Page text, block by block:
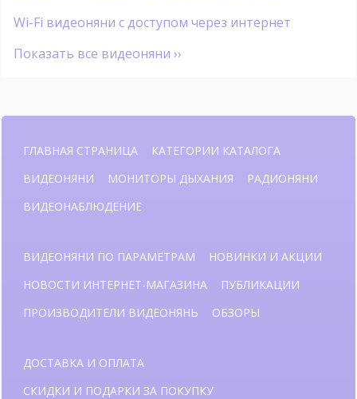
Wi-Fi видеоняни с доступом через интернет
Показать все видеоняни ››
ГЛАВНАЯ СТРАНИЦА
КАТЕГОРИИ КАТАЛОГА
ВИДЕОНЯНИ
МОНИТОРЫ ДЫХАНИЯ
РАДИОНЯНИ
ВИДЕОНАБЛЮДЕНИЕ
ВИДЕОНЯНИ ПО ПАРАМЕТРАМ
НОВИНКИ И АКЦИИ
НОВОСТИ ИНТЕРНЕТ-МАГАЗИНА
ПУБЛИКАЦИИ
ПРОИЗВОДИТЕЛИ ВИДЕОНЯНЬ
ОБЗОРЫ
ДОСТАВКА И ОПЛАТА
СКИДКИ И ПОДАРКИ ЗА ПОКУПКУ